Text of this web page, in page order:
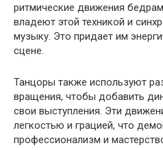
ритмические движения
владеют этой техникой и
музыку. Это придает им
сцене.
Танцоры также используют
вращения, чтобы добавить
свои выступления. Эти
легкостью и грацией, что
профессионализм и